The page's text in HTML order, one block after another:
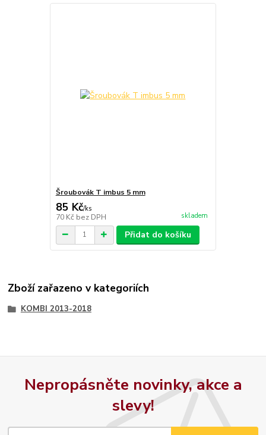
Šroubovák T imbus 5 mm
85 Kč/ks
70 Kč bez DPH skladem
Přidat do košíku
Zboží zařazeno v kategoriích
KOMBI 2013-2018
Nepropásněte novinky, akce a
slevy!